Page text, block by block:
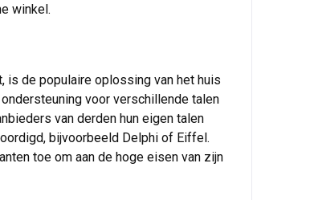
winkel.
is de populaire oplossing van het huis
voor verschillende talen
van derden hun eigen talen
bijvoorbeeld Delphi of Eiffel.
toe om aan de hoge eisen van zijn